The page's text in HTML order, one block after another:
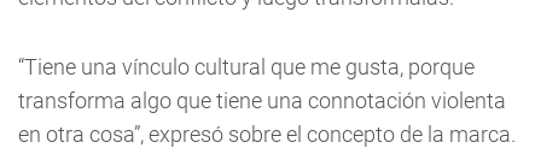
“Tiene una vínculo cultural que me gusta, porque
transforma algo que tiene una connotación violenta
en otra cosa”, expresó sobre el concepto de la marca.